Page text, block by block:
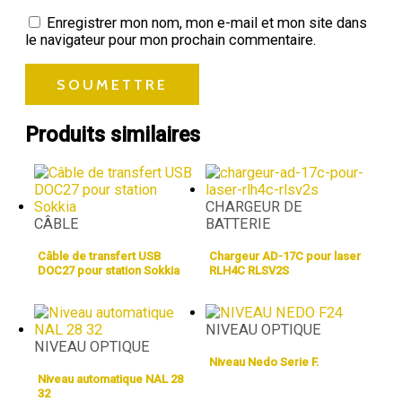
Enregistrer mon nom, mon e-mail et mon site dans
le navigateur pour mon prochain commentaire.
Produits similaires
CÂBLE
Câble de transfert USB
DOC27 pour station Sokkia
CHARGEUR DE
BATTERIE
Chargeur AD-17C pour laser
RLH4C RLSV2S
NIVEAU OPTIQUE
Niveau automatique NAL 28
32
NIVEAU OPTIQUE
Niveau Nedo Serie F.